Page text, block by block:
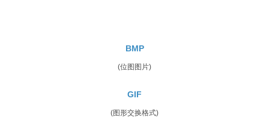
BMP
(位图图片)
GIF
(图形交换格式)